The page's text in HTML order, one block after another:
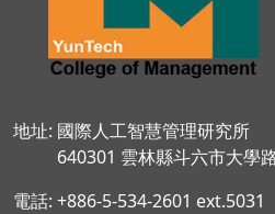
地址: 國際人工智慧管理研究所
640301 雲林縣斗六市大學
電話: +886-5-534-2601 ext.5031